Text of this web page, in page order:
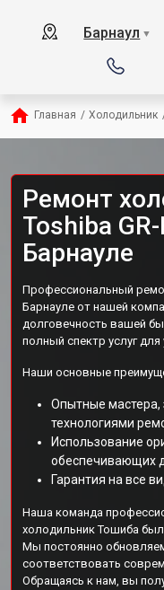
Барнаул ▼
Главная / Холодильник
Ремонт
Toshiba
Барнауле
Профессиональный
Барнауле от нашей
долговечность вашей
полный спектр услуг
Наши основные
Опытные мастера,
технологиями
Использование
обеспечивающих
Гарантия на все
Наша команда
холодильник Тошиба
Мы постоянно
соответствовать
Обращаясь к нам, вы